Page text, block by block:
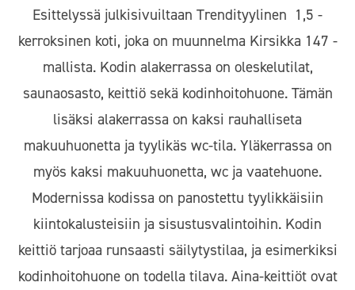
Esittelyssä julkisivuiltaan Trendityylinen 1,5 -
kerroksinen koti, joka on muunnelma Kirsikka 147 -
mallista. Kodin alakerrassa on oleskelutilat,
saunaosasto, keittiö sekä kodinhoitohuone. Tämän
lisäksi alakerrassa on kaksi rauhalliseta
makuuhuonetta ja tyylikäs wc-tila. Yläkerrassa on
myös kaksi makuuhuonetta, wc ja vaatehuone.
Modernissa kodissa on panostettu tyylikkäisiin
kiintokalusteisiin ja sisustusvalintoihin. Kodin
keittiö tarjoaa runsaasti säilytystilaa, ja esimerkiksi
kodinhoitohuone on todella tilava. Aina-keittiöt ovat